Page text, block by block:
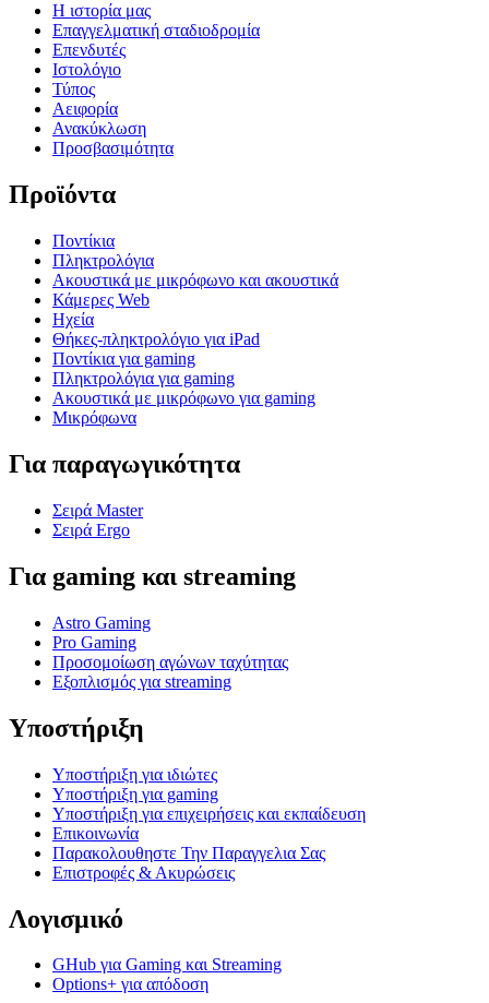
Η ιστορία μας
Επαγγελματική σταδιοδρομία
Επενδυτές
Ιστολόγιο
Τύπος
Αειφορία
Ανακύκλωση
Προσβασιμότητα
Προϊόντα
Ποντίκια
Πληκτρολόγια
Ακουστικά με μικρόφωνο και ακουστικά
Κάμερες Web
Ηχεία
Θήκες-πληκτρολόγιο για iPad
Ποντίκια για gaming
Πληκτρολόγια για gaming
Ακουστικά με μικρόφωνο για gaming
Μικρόφωνα
Για παραγωγικότητα
Σειρά Master
Σειρά Ergo
Για gaming και streaming
Astro Gaming
Pro Gaming
Προσομοίωση αγώνων ταχύτητας
Εξοπλισμός για streaming
Υποστήριξη
Υποστήριξη για ιδιώτες
Υποστήριξη για gaming
Υποστήριξη για επιχειρήσεις και εκπαίδευση
Επικοινωνία
Παρακολουθηστε Την Παραγγελια Σας
Επιστροφές & Ακυρώσεις
Λογισμικό
GHub για Gaming και Streaming
Options+ για απόδοση